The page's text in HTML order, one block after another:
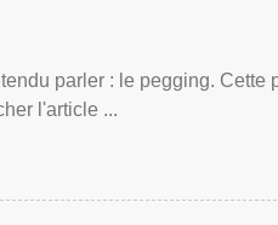
parler : le pegging. Cette
l'article ...